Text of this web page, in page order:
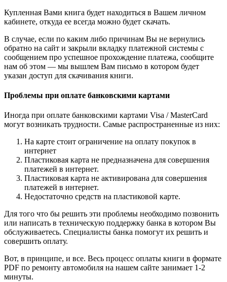
Купленная Вами книга будет находиться в Вашем личном
кабинете, откуда ее всегда можно будет скачать.
В случае, если по каким либо причинам Вы не вернулись
обратно на сайт и закрыли вкладку платежной системы с
сообщением про успешное прохождение платежа, сообщите
нам об этом — мы вышлем Вам письмо в котором будет
указан доступ для скачивания книги.
Проблемы при оплате банковскими картами
Иногда при оплате банковскими картами Visa / MasterCard
могут возникать трудности. Самые распространенные из них:
На карте стоит ограничение на оплату покупок в
интернет
Пластиковая карта не предназначена для совершения
платежей в интернет.
Пластиковая карта не активирована для совершения
платежей в интернет.
Недостаточно средств на пластиковой карте.
Для того что бы решить эти проблемы необходимо позвонить
или написать в техническую поддержку банка в котором Вы
обслуживаетесь. Специалисты банка помогут их решить и
совершить оплату.
Вот, в принципе, и все. Весь процесс оплаты книги в формате
PDF по ремонту автомобиля на нашем сайте занимает 1-2
минуты.